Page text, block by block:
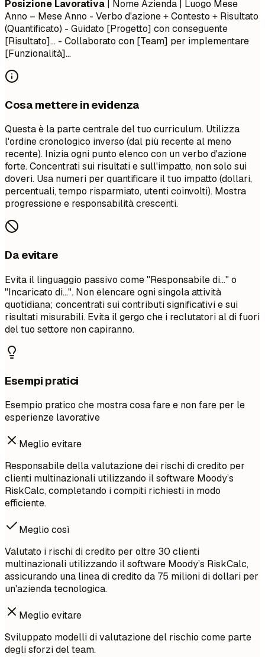
Posizione Lavorativa | Nome Azienda | Luogo Mese
Anno – Mese Anno - Verbo d'azione + Contesto + Risultato
(Quantificato) - Guidato [Progetto] con conseguente
[Risultato]... - Collaborato con [Team] per implementare
[Funzionalità]...
Cosa mettere in evidenza
Questa è la parte centrale del tuo curriculum. Utilizza
l'ordine cronologico inverso (dal più recente al meno
recente). Inizia ogni punto elenco con un verbo d'azione
forte. Concentrati sui risultati e sull'impatto, non solo sui
doveri. Usa numeri per quantificare il tuo impatto (dollari,
percentuali, tempo risparmiato, utenti coinvolti). Mostra
progressione e responsabilità crescenti.
Da evitare
Evita il linguaggio passivo come "Responsabile di..." o
"Incaricato di...". Non elencare ogni singola attività
quotidiana; concentrati sui contributi significativi e sui
risultati misurabili. Evita il gergo che i reclutatori al di fuori
del tuo settore non capiranno.
Esempi pratici
Esempio pratico che mostra cosa fare e non fare per le
esperienze lavorative
Meglio evitare
Responsabile della valutazione dei rischi di credito per
clienti multinazionali utilizzando il software Moody’s
RiskCalc, completando i compiti richiesti in modo
efficiente.
Meglio così
Valutato i rischi di credito per oltre 30 clienti
multinazionali utilizzando il software Moody’s RiskCalc,
assicurando una linea di credito da 75 milioni di dollari per
un'azienda tecnologica.
Meglio evitare
Sviluppato modelli di valutazione del rischio come parte
degli sforzi del team.